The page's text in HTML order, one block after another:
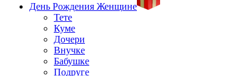
День Рождения Женщине
Тете
Куме
Дочери
Внучке
Бабушке
Подруге